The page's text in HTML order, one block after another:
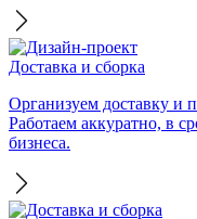
Доставка и сборка
Организуем доставку и
Работаем аккуратно, в
бизнеса.